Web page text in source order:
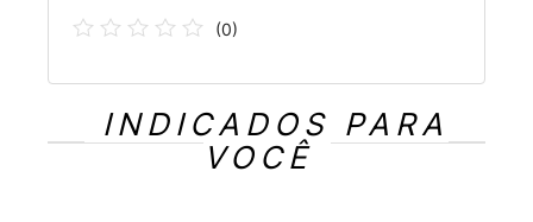
(0)
INDICADOS PARA
VOCÊ